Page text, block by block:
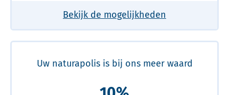
Bekijk de mogelijkheden
Uw naturapolis is bij ons meer waard